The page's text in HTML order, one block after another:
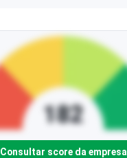
Consultar score da empresa